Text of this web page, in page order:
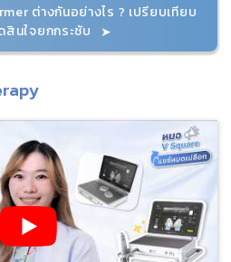
ต่างกันอย่างไร ? เปรียบเทียบ
นใจยกกระชับ